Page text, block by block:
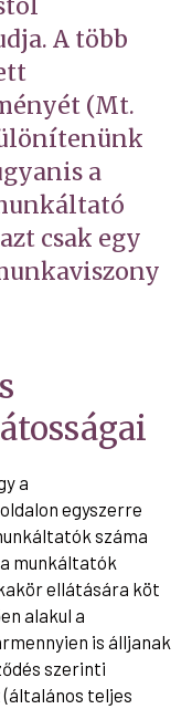
A több
(Mt.
a
csak egy
a
egyszerre
száma
munkáltatók
ellátására köt
alakul a
is álljanak
szerinti
teljes